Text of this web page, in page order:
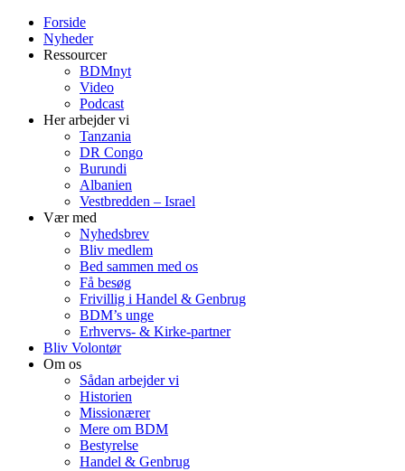
Forside
Nyheder
Ressourcer
BDMnyt
Video
Podcast
Her arbejder vi
Tanzania
DR Congo
Burundi
Albanien
Vestbredden – Israel
Vær med
Nyhedsbrev
Bliv medlem
Bed sammen med os
Få besøg
Frivillig i Handel & Genbrug
BDM’s unge
Erhvervs- & Kirke-partner
Bliv Volontør
Om os
Sådan arbejder vi
Historien
Missionærer
Mere om BDM
Bestyrelse
Handel & Genbrug